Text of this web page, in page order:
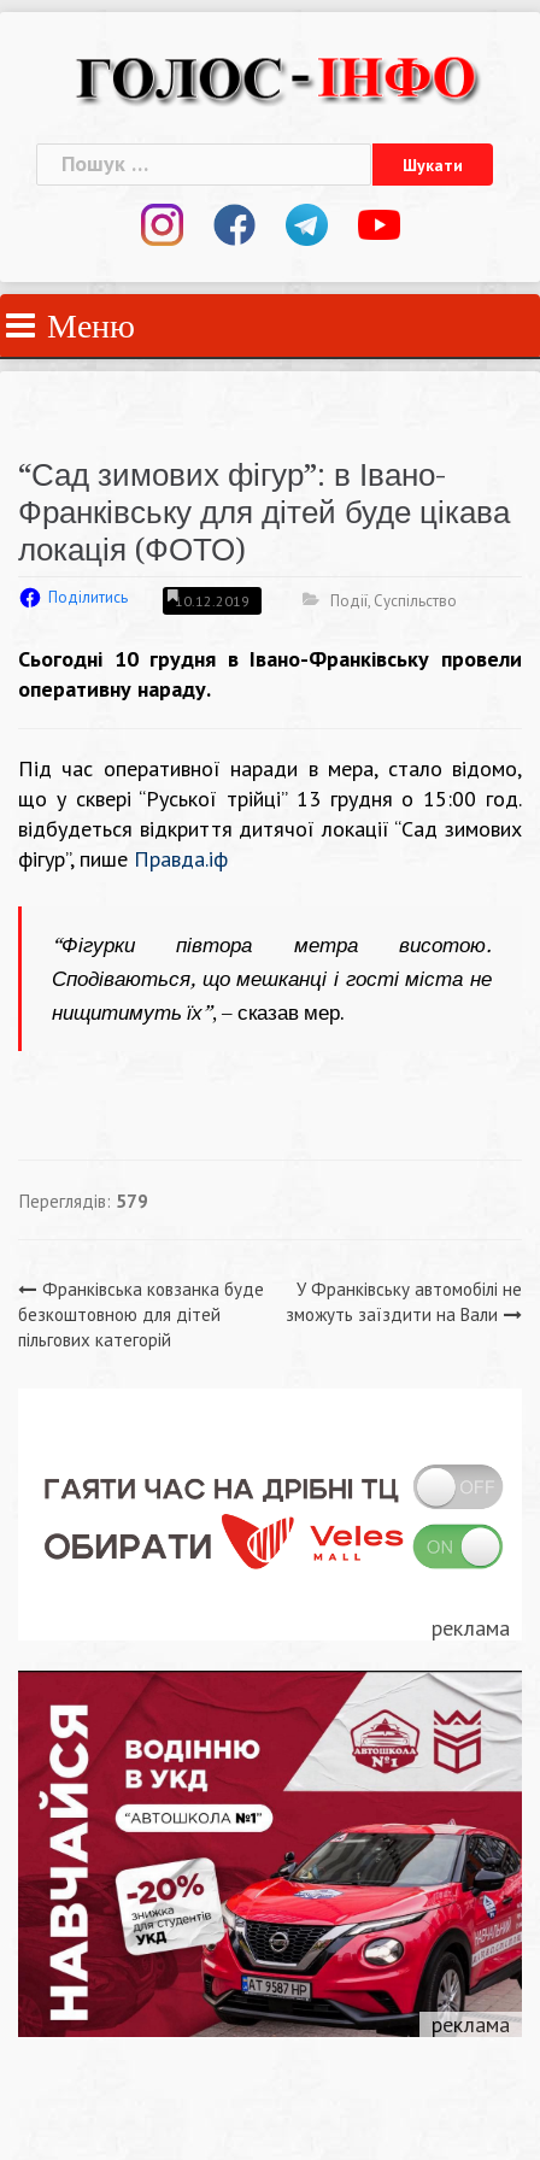
Пошук:
Меню
“Сад зимових фігур”: в Івано-
Франківську для дітей буде цікава
локація (ФОТО)
Поділитись 10.12.2019 Події, Суспільство
Сьогодні 10 грудня в Івано-Франківську провели
оперативну нараду.
Під час оперативної наради в мера, стало відомо,
що у сквері “Руської трійці” 13 грудня о 15:00 год.
відбудеться відкриття дитячої локації “Сад зимових
фігур”, пише Правда.іф
“Фігурки півтора метра висотою.
Сподіваються, що мешканці і гості міста не
нищитимуть їх”, – сказав мер.
Переглядів: 579
Навігація
записів
Франківська ковзанка буде
безкоштовною для дітей
пільгових категорій
У Франківську автомобілі не
зможуть заїздити на Вали